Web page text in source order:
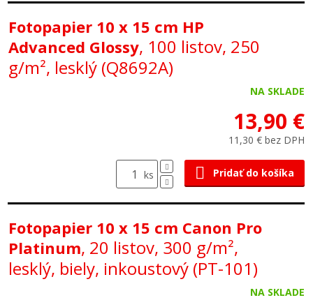
Fotopapier 10 x 15 cm HP
Advanced Glossy, 100 listov, 250
g/m², lesklý (Q8692A)
NA SKLADE
13,90 €
11,30 € bez DPH
ks Pridať do košíka
Fotopapier 10 x 15 cm Canon Pro
Platinum, 20 listov, 300 g/m²,
lesklý, biely, inkoustový (PT-101)
NA SKLADE